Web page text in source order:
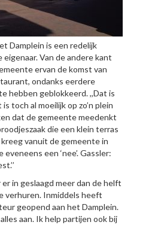
Damplein is een redelijk
Van de andere kant
ervan de komst van
ondanks eerdere
hebben geblokkeerd. ,,Dat is
toch al moeilijk op zo’n plein
dat de gemeente meedenkt
die een klein terras
vanuit de gemeente in
een ‘nee’. Gassler:
er in geslaagd meer dan de helft
verhuren. Inmiddels heeft
geopend aan het Damplein.
aan. Ik help partijen ook bij